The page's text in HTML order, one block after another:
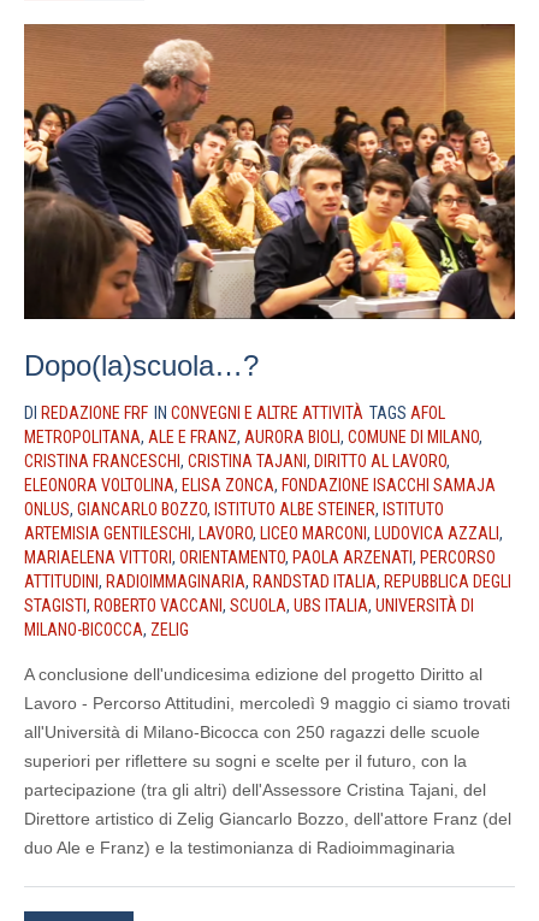
Dopo(la)scuola…?
DI REDAZIONE FRF IN CONVEGNI E ALTRE ATTIVITÀ TAGS AFOL
METROPOLITANA, ALE E FRANZ, AURORA BIOLI , COMUNE DI MILANO,
CRISTINA FRANCESCHI , CRISTINA TAJANI , DIRITTO AL LAVORO,
ELEONORA VOLTOLINA, ELISA ZONCA, FONDAZIONE ISACCHI SAMAJA
ONLUS, GIANCARLO BOZZO, ISTITUTO ALBE STEINER, ISTITUTO
ARTEMISIA GENTILESCHI , LAVORO, LICEO MARCONI , LUDOVICA AZZALI ,
MARIAELENA VITTORI , ORIENTAMENTO, PAOLA ARZENATI, PERCORSO
ATTITUDINI , RADIOIMMAGINARIA, RANDSTAD ITALIA, REPUBBLICA DEGLI
STAGISTI, ROBERTO VACCANI , SCUOLA, UBS ITALIA, UNIVERSITÀ DI
MILANO-BICOCCA, ZELIG
A conclusione dell'undicesima edizione del progetto Diritto al
Lavoro - Percorso Attitudini, mercoledì 9 maggio ci siamo trovati
all'Università di Milano-Bicocca con 250 ragazzi delle scuole
superiori per riflettere su sogni e scelte per il futuro, con la
partecipazione (tra gli altri) dell'Assessore Cristina Tajani, del
Direttore artistico di Zelig Giancarlo Bozzo, dell'attore Franz (del
duo Ale e Franz) e la testimonianza di Radioimmaginaria